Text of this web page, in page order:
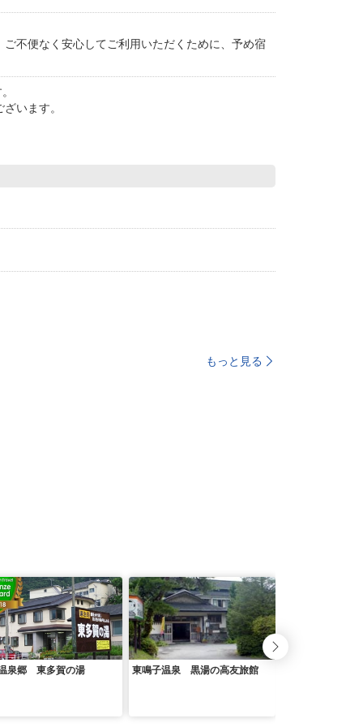
不便なく安心してご利用いただくために、予め宿
います。
もっと見る
泉郷 東多賀の湯 東鳴子温泉 黒湯の高友旅館